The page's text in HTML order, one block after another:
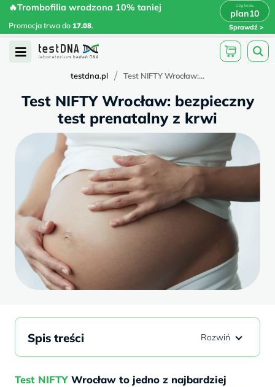
Skip
content
🔥Trombofilia wrodzona 10% taniej
Promocja trwa do 17.08.
plan10
Sprawdź
🔥Trombofilia wrodzona 10% taniej
plan10 x
Open
testdna.pl / Test NIFTY Wrocław:...
Test NIFTY Wrocław: bezpieczny
test prenatalny z krwi
Test NIFTY Wrocław to jedno z najbardziej
Spis treści